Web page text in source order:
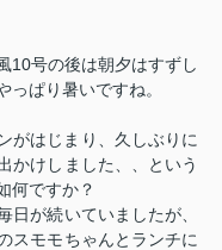
10号の後は朝夕はすずし
っぱり暑いですね。
がはじまり、久しぶりに
かけしました、、という
何ですか？
日が続いていましたが、
スモモちゃんとランチに